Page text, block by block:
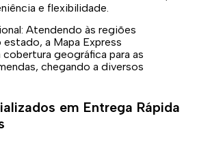
e flexibilidade.
a Mapa Express
geográfica para as
chegando a diversos
em Entrega Rápida